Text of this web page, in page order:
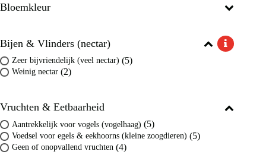
Bloemkleur
Bijen & Vlinders (nectar)
Zeer bijvriendelijk (veel nectar) (5)
Weinig nectar (2)
Vruchten & Eetbaarheid
Aantrekkelijk voor vogels (vogelhaag) (5)
Voedsel voor egels & eekhoorns (kleine zoogdieren) (5)
Geen of onopvallend vruchten (4)